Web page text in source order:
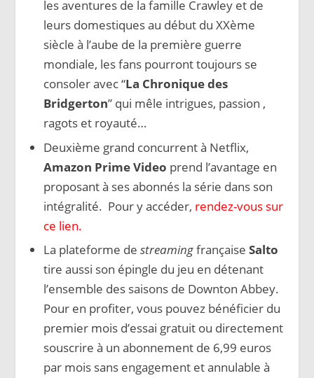
les aventures de la famille Crawley et de
leurs domestiques au début du XXème
siècle à l’aube de la première guerre
mondiale, les fans pourront toujours se
consoler avec “La Chronique des
Bridgerton” qui mêle intrigues, passion ,
ragots et royauté…
Deuxième grand concurrent à Netflix,
Amazon Prime Video prend l’avantage en
proposant à ses abonnés la série dans son
intégralité. Pour y accéder, rendez-vous sur
ce lien.
La plateforme de streamingfrançaise Salto
tire aussi son épingle du jeu en détenant
l’ensemble des saisons de Downton Abbey.
Pour en profiter, vous pouvez bénéficier du
premier mois d’essai gratuit ou directement
souscrire à un abonnement de 6,99 euros
par mois sans engagement et annulable à